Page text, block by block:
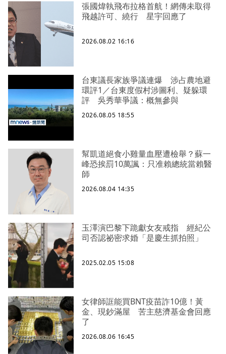
張國煒執飛布拉格首航！網傳未取得
飛越許可、繞行 星宇回應了
2026.08.02 16:16
台東議長家族爭議連爆 涉占農地避
環評1／台東度假村涉圖利、疑躲環
評 吳秀華爭議：概無參與
2026.08.05 18:55
幫凱道絕食小雞量血壓遭檢舉？蘇一
峰恐挨罰10萬諷：只准賴總統當賴醫
師
2026.08.04 14:35
玉澤演巴黎下跪獻女友戒指 經紀公
司否認祕密求婚「是慶生抓拍照」
2025.02.05 15:08
女律師誆能買BNT疫苗詐10億！黃
金、現鈔滿屋 苦主慈濟基金會回應
了
2026.08.06 16:45